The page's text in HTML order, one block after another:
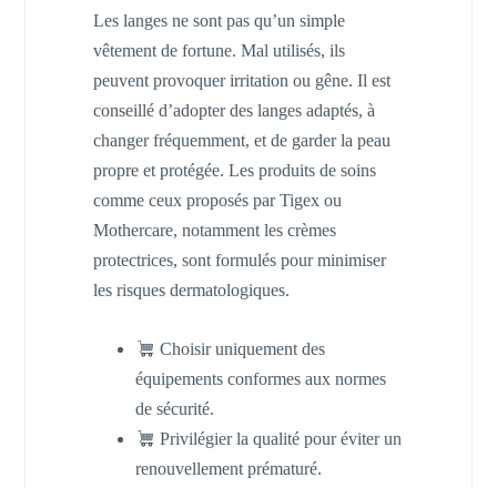
Les langes ne sont pas qu’un simple
vêtement de fortune. Mal utilisés, ils
peuvent provoquer irritation ou gêne. Il est
conseillé d’adopter des langes adaptés, à
changer fréquemment, et de garder la peau
propre et protégée. Les produits de soins
comme ceux proposés par Tigex ou
Mothercare, notamment les crèmes
protectrices, sont formulés pour minimiser
les risques dermatologiques.
Choisir uniquement des
équipements conformes aux normes
de sécurité.
Privilégier la qualité pour éviter un
renouvellement prématuré.